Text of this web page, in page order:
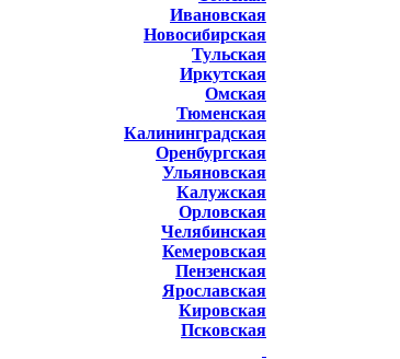
Ивановская
Новосибирская
Тульская
Иркутская
Омская
Тюменская
Калининградская
Оренбургская
Ульяновская
Калужская
Орловская
Челябинская
Кемеровская
Пензенская
Ярославская
Кировская
Псковская